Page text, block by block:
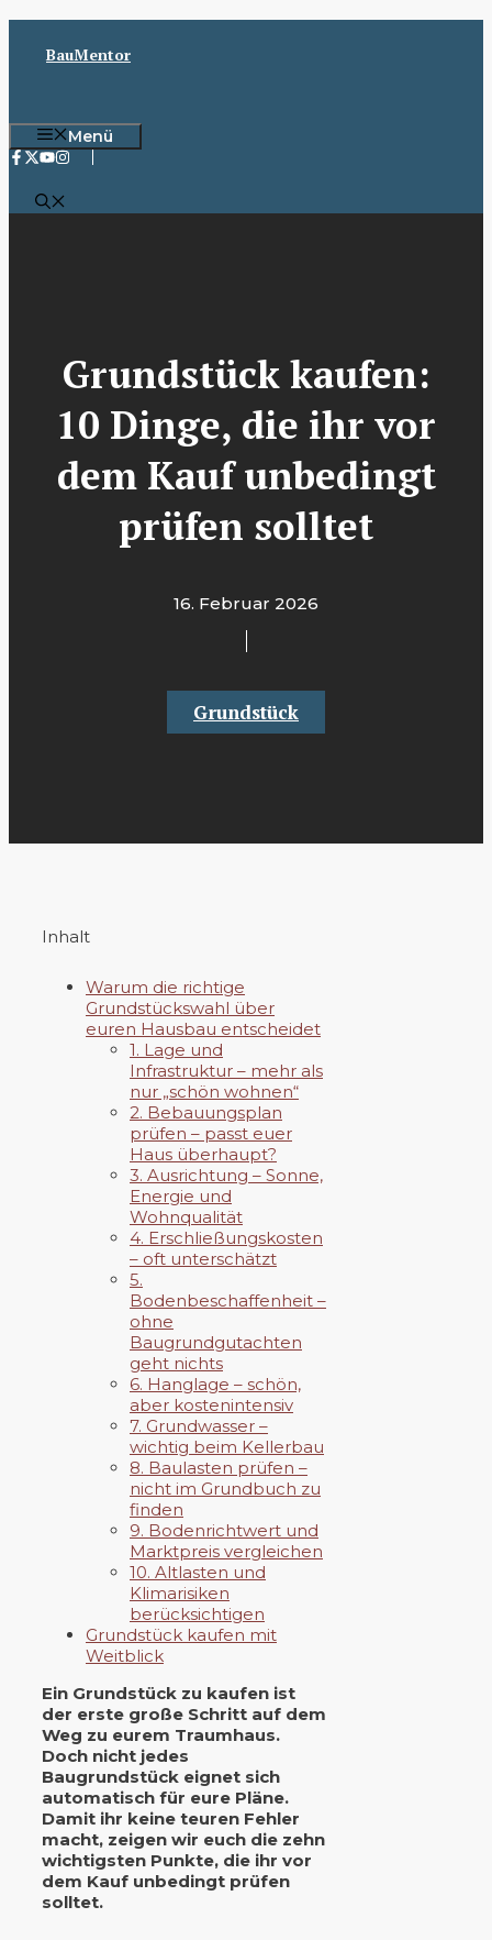
InhaltBauMentor
Menü
Grundstück kaufen:
10 Dinge, die ihr vor
dem Kauf unbedingt
prüfen solltet
16. Februar 2026
Grundstück
Inhalt
Warum die richtige
Grundstückswahl über
euren Hausbau entscheidet
1. Lage und
Infrastruktur – mehr als
nur „schön wohnen“
2. Bebauungsplan
prüfen – passt euer
Haus überhaupt?
3. Ausrichtung – Sonne,
Energie und
Wohnqualität
4. Erschließungskosten
– oft unterschätzt
5.
Bodenbeschaffenheit –
ohne
Baugrundgutachten
geht nichts
6. Hanglage – schön,
aber kostenintensiv
7. Grundwasser –
wichtig beim Kellerbau
8. Baulasten prüfen –
nicht im Grundbuch zu
finden
9. Bodenrichtwert und
Marktpreis vergleichen
10. Altlasten und
Klimarisiken
berücksichtigen
Grundstück kaufen mit
Weitblick
Ein Grundstück zu kaufen ist
der erste große Schritt auf dem
Weg zu eurem Traumhaus.
Doch nicht jedes
Baugrundstück eignet sich
automatisch für eure Pläne.
Damit ihr keine teuren Fehler
macht, zeigen wir euch die zehn
wichtigsten Punkte, die ihr vor
dem Kauf unbedingt prüfen
solltet.